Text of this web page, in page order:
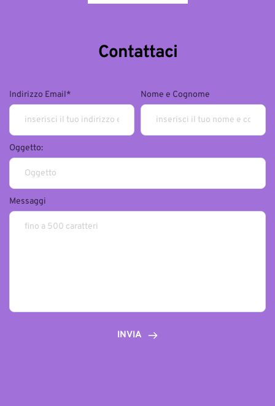
Contattaci
Indirizzo Email* Nome e Cognome
Oggetto:
Messaggi
INVIA